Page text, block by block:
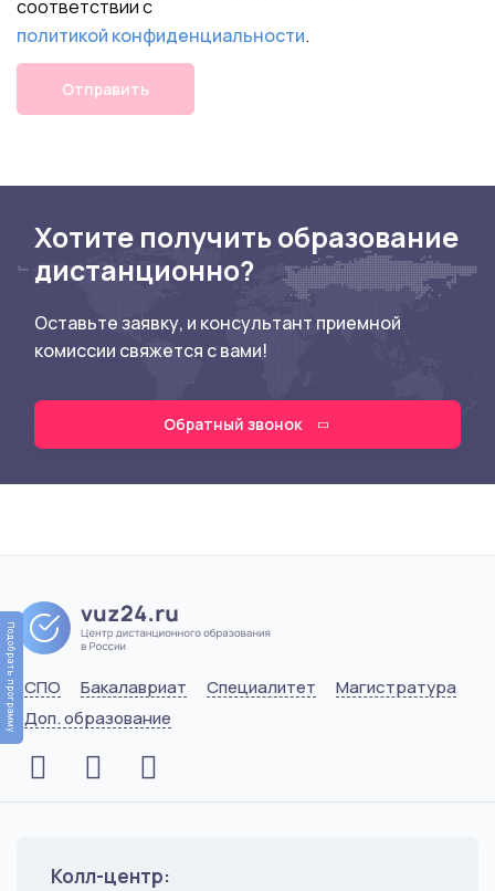
соответствии с
политикой конфиденциальности.
Отправить
Хотите получить образование
дистанционно?
Оставьте заявку, и консультант приемной
комиссии свяжется с вами!
Обратный звонок
СПО Бакалавриат Специалитет
Магистратура
Доп. образование
Колл-центр:
Подобрать программу